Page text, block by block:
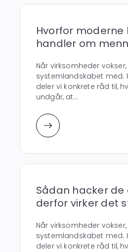
Hvorfor moderne
handler om
Når virksomheder
systemlandskabet
deler vi konkrete råd til,
undgår, at...
Sådan hacker
derfor virker det
Når virksomheder
systemlandskabet
deler vi konkrete råd til,